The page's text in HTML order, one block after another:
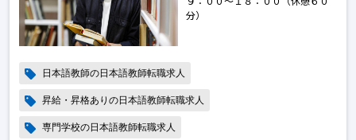
分）
日本語教師の日本語教師転職求人
昇給・昇格ありの日本語教師転職求人
専門学校の日本語教師転職求人